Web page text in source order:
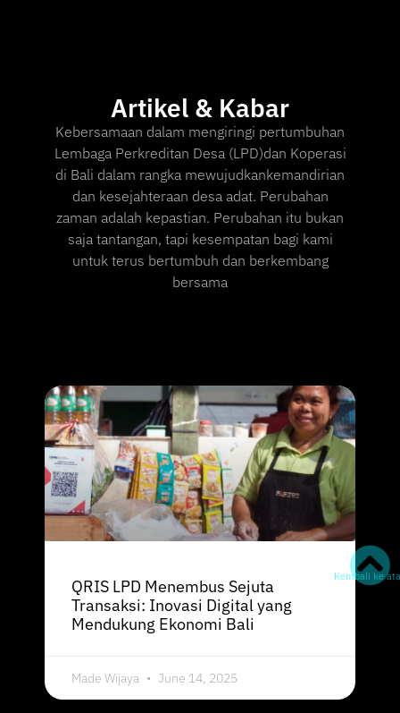
Artikel & Kabar
Kebersamaan dalam mengiringi pertumbuhan
Lembaga Perkreditan Desa (LPD)dan Koperasi
di Bali dalam rangka mewujudkankemandirian
dan kesejahteraan desa adat. Perubahan
zaman adalah kepastian. Perubahan itu bukan
saja tantangan, tapi kesempatan bagi kami
untuk terus bertumbuh dan berkembang
bersama
QRIS LPD Menembus Sejuta
Transaksi: Inovasi Digital yang
Mendukung Ekonomi Bali
Made Wijaya June 14, 2025
Kembali ke